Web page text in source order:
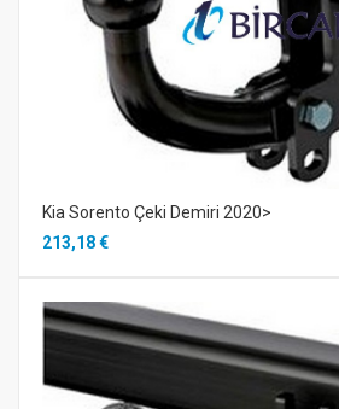
Kia Sorento Çeki Demiri 2020>
213,18 €